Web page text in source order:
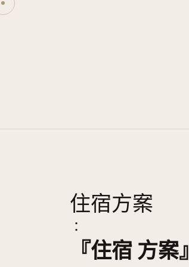
住宿方案
：
『住宿 方案』